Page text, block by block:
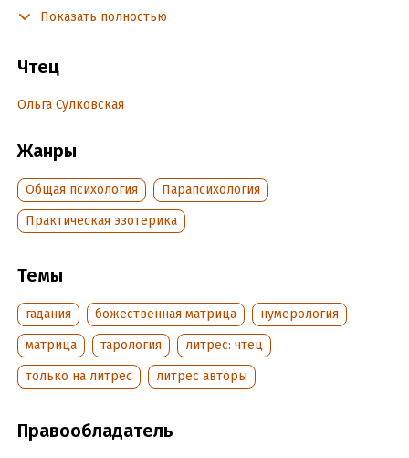
прийти к жизни своей мечты, надеюсь данная информация
Подробная информация
Год издания:
Дата поступления:14 июня 2023
Показать полностью
Чтец
Ольга Сулковская
Жанры
Общая психология
Парапсихология
Практическая эзотерика
Темы
гадания божественная матрица
нумерология
матрица
тарология
литрес: чтец
только на литрес
литрес авторы
Правообладатель